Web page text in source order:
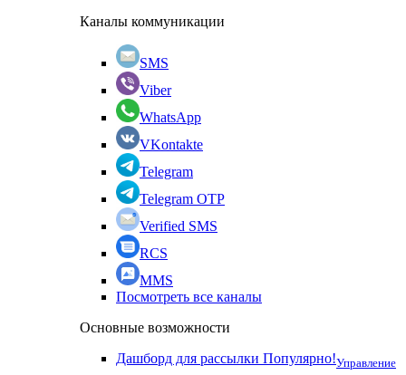
Каналы коммуникации
SMS
Viber
WhatsApp
VKontakte
Telegram
Telegram OTP
Verified SMS
RCS
MMS
Посмотреть все каналы
Основные возможности
Дашборд для рассылки Популярно!Управление